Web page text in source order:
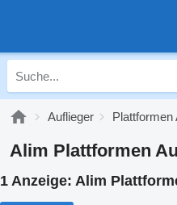
Auflieger Plattformen
Alim Plattformen
1 Anzeige: Alim